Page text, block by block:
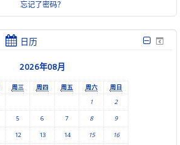
忘记了密码？
日历
2026年08月
周三 周四 周五 周六
周日
1
2
5 6 7 8 9
12 13 14 15 16